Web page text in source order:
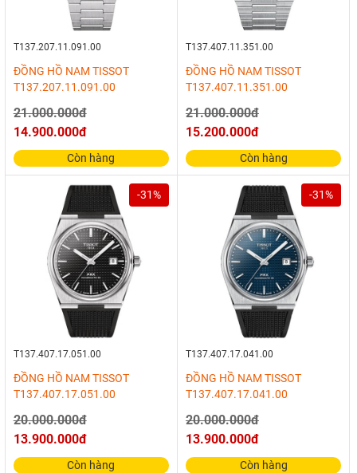
T137.207.11.091.00
ĐỒNG HỒ NAM TISSOT
T137.207.11.091.00
21.000.000đ
14.900.000đ
Còn hàng
T137.407.11.351.00
ĐỒNG HỒ NAM TISSOT
T137.407.11.351.00
21.000.000đ
15.200.000đ
Còn hàng
-31%
T137.407.17.051.00
ĐỒNG HỒ NAM TISSOT
T137.407.17.051.00
20.000.000đ
13.900.000đ
Còn hàng
-31%
T137.407.17.041.00
ĐỒNG HỒ NAM TISSOT
T137.407.17.041.00
20.000.000đ
13.900.000đ
Còn hàng